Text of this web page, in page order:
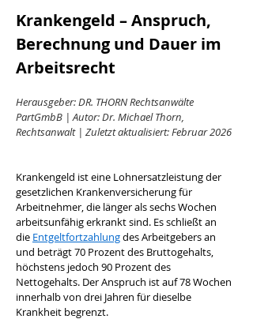
Krankengeld – Anspruch,
Berechnung und Dauer im
Arbeitsrecht
Herausgeber: DR. THORN Rechtsanwälte
PartGmbB | Autor: Dr. Michael Thorn,
Rechtsanwalt | Zuletzt aktualisiert: Februar 2026
Krankengeld ist eine Lohnersatzleistung der
gesetzlichen Krankenversicherung für
Arbeitnehmer, die länger als sechs Wochen
arbeitsunfähig erkrankt sind. Es schließt an
die Entgeltfortzahlung des Arbeitgebers an
und beträgt 70 Prozent des Bruttogehalts,
höchstens jedoch 90 Prozent des
Nettogehalts. Der Anspruch ist auf 78 Wochen
innerhalb von drei Jahren für dieselbe
Krankheit begrenzt.